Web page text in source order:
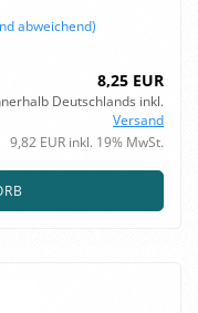
abweichend)
8,25 EUR
Deutschlands inkl.
Versand
9,82 EUR inkl. 19% MwSt.